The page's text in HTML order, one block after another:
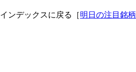
インデックスに戻る［明日の注目銘柄